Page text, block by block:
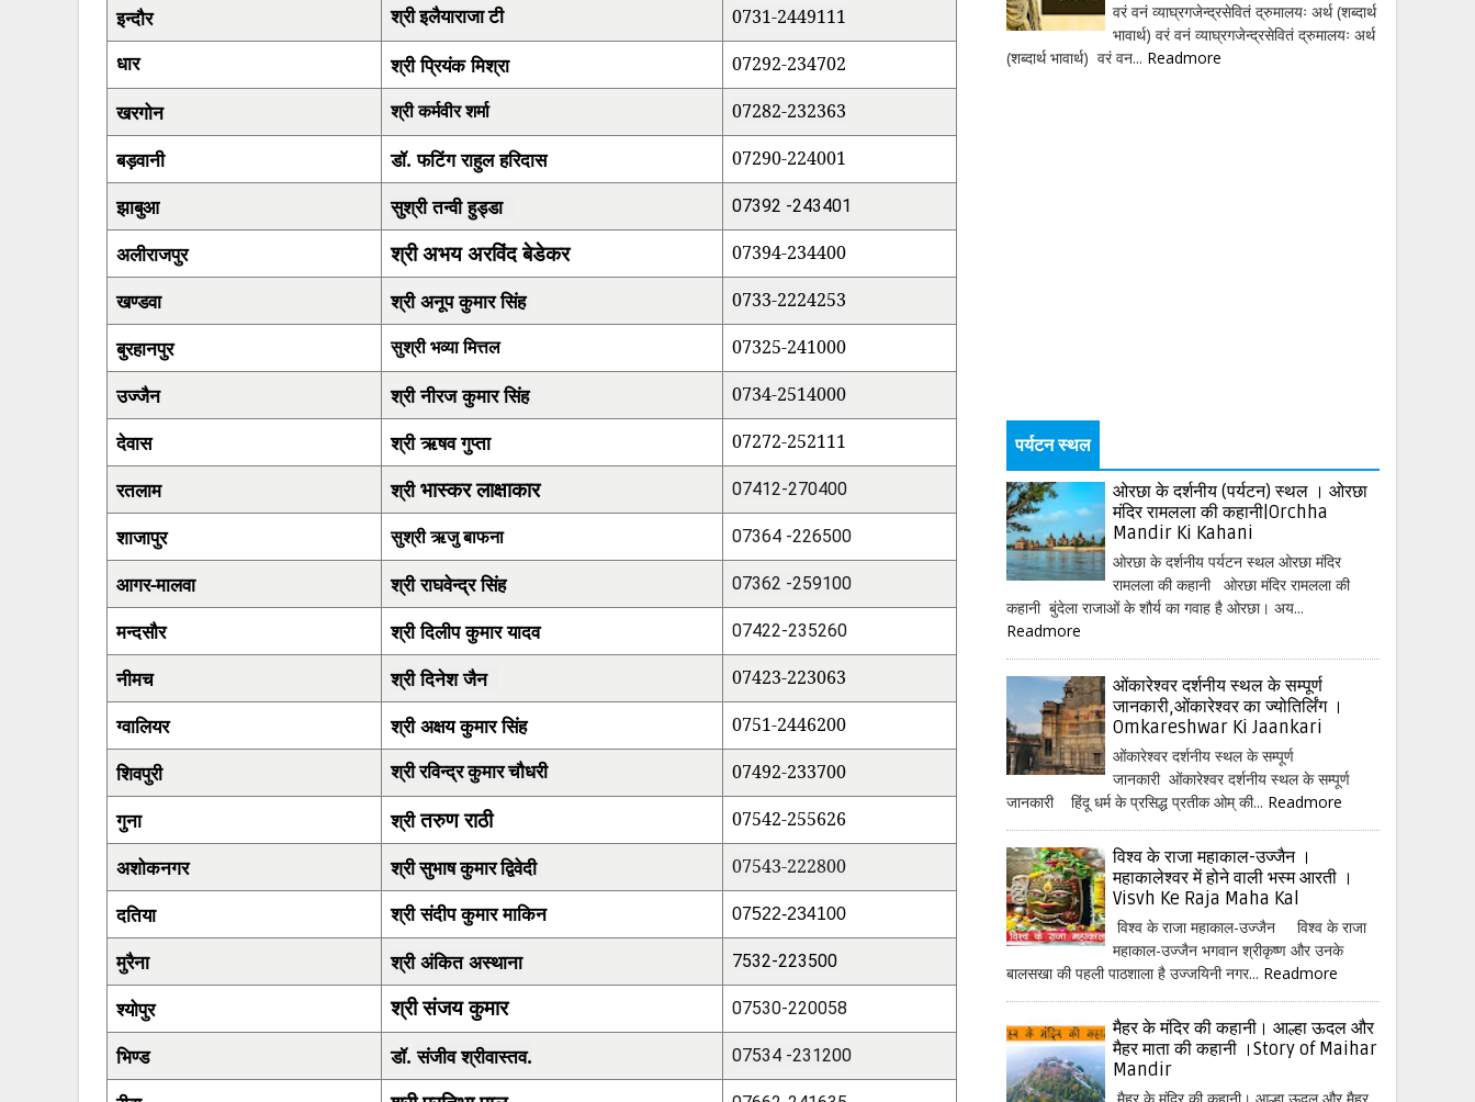
इन्दौर
श्री इलैयाराजा टी 0731-2449111
धार श्री प्रियंक मिश्रा 07292-234702
खरगोन श्री कर्मवीर शर्मा 07282-232363
बड़वानी डॉ. फटिंग राहुल हरिदास 07290-224001
झाबुआ सुश्री तन्वी हुड्डा 07392 -243401
अलीराजपुर श्री अभय अरविंद बेडेकर 07394-234400
खण्डवा श्री अनूप कुमार सिंह 0733-2224253
बुरहानपुर सुश्री भव्या मित्तल 07325-241000
उज्जैन श्री नीरज कुमार सिंह 0734-2514000
देवास श्री ऋषव गुप्ता 07272-252111
रतलाम श्रीभास्कर लाक्षाकार 07412-270400
शाजापुर सुश्री ऋजु बाफना 07364 -226500
आगर-मालवा श्री राघवेन्द्र सिंह 07362 -259100
मन्दसौर श्री दिलीप कुमार यादव 07422-235260
नीमच श्री दिनेश जैन 07423-223063
ग्वालियर श्री अक्षय कुमार सिंह 0751-2446200
शिवपुरी श्री रविन्द्र कुमार चौधरी 07492-233700
गुना श्रीतरुण राठी 07542-255626
अशोकनगर श्री सुभाष कुमार द्विवेदी 07543-222800
दतिया श्री संदीप कुमार माकिन 07522-234100
मुरैना श्री अंकित अस्थाना 7532-223500
श्योपुर श्री संजय कुमार 07530-220058
भिण्ड डॉ. संजीव श्रीवास्तव. 07534 -231200
वरं वनं व्याघ्रगजेन्द्रसेवितं द्रुमालयः अर्थ (शब्दार्थ
भावार्थ) वरं वनं व्याघ्रगजेन्द्रसेवितं द्रुमालयः अर्थ
(शब्दार्थ भावार्थ) वरं वन... Readmore
पर्यटन स्थल
ओरछा के दर्शनीय (पर्यटन) स्थल । ओरछा
मंदिर रामलला की कहानी|Orchha
Mandir Ki Kahani
ओरछा के दर्शनीय पर्यटन स्थल ओरछा मंदिर
रामलला की कहानी ओरछा मंदिर रामलला की
कहानी बुंदेला राजाओं के शौर्य का गवाह है ओरछा। अय...
Readmore
ओंकारेश्वर दर्शनीय स्थल के सम्पूर्ण
जानकारी,ओंकारेश्वर का ज्योतिर्लिंग ।
Omkareshwar Ki Jaankari
ओंकारेश्वर दर्शनीय स्थल के सम्पूर्ण
जानकारी ओंकारेश्वर दर्शनीय स्थल के सम्पूर्ण
जानकारी हिंदू धर्म के प्रसिद्ध प्रतीक ओम् की... Readmore
विश्व के राजा महाकाल-उज्जैन ।
महाकालेश्वर में होने वाली भस्म आरती ।
Visvh Ke Raja Maha Kal
विश्व के राजा महाकाल-उज्जैन विश्व के राजा
महाकाल-उज्जैन भगवान श्रीकृष्ण और उनके
बालसखा की पहली पाठशाला है उज्जयिनी नगर... Readmore
मैहर के मंदिर की कहानी। आल्हा ऊदल और
मैहर माता की कहानी ।Story of Maihar
Mandir